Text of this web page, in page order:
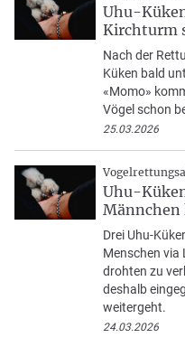
Uhu-
Kirchturm
Nach der
Küken bald
«Momo»
Vögel schon
25.03.2026
Uhu-
Drei Uhu-
Menschen via
drohten zu
deshalb
weitergeht.
24.03.2026